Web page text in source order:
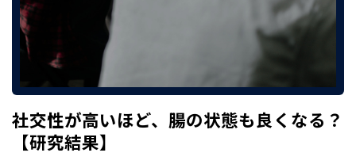
社交性が高いほど、腸の状態も良くなる？
【研究結果】